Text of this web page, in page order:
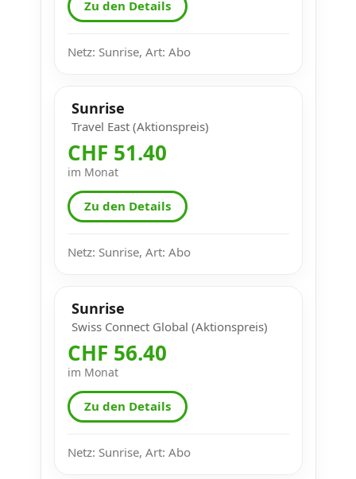
Zu den Details
Netz: Sunrise, Art: Abo
Sunrise
Travel East (Aktionspreis)
CHF 51.40
im Monat
Zu den Details
Netz: Sunrise, Art: Abo
Sunrise
Swiss Connect Global (Aktionspreis)
CHF 56.40
im Monat
Zu den Details
Netz: Sunrise, Art: Abo